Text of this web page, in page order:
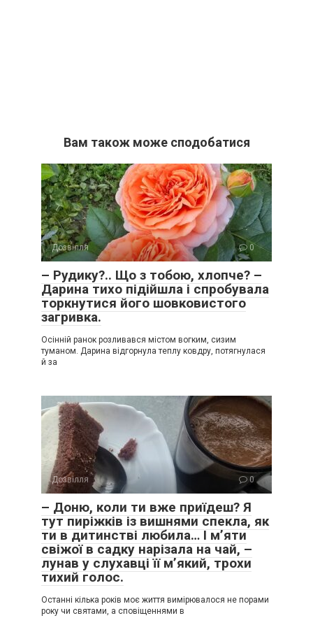
Вам також може сподобатися
Дозвілля 0
– Рудику?.. Що з тобою, хлопче? –
Дарина тихо підійшла і спробувала
торкнутися його шовковистого
загривка.
Осінній ранок розливався містом вогким, сизим
туманом. Дарина відгорнула теплу ковдру, потягнулася
й за
Дозвілля 0
– Доню, коли ти вже приїдеш? Я
тут пиріжків із вишнями спекла, як
ти в дитинстві любила… І м’яти
свіжої в садку нарізала на чай, –
лунав у слухавці її м’який, трохи
тихий голос.
Останні кілька років моє життя вимірювалося не порами
року чи святами, а сповіщеннями в